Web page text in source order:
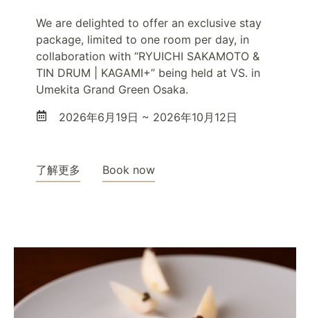
We are delighted to offer an exclusive stay
package, limited to one room per day, in
collaboration with “RYUICHI SAKAMOTO &
TIN DRUM | KAGAMI+” being held at VS. in
Umekita Grand Green Osaka.
2026年6月19日 ~ 2026年10月12日
了解更多 Book now